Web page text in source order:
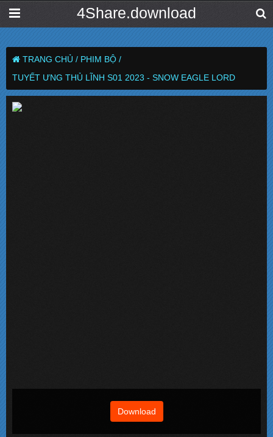
4Share.download
TRANG CHỦ / PHIM BỘ /
TUYẾT ƯNG THỦ LĨNH S01 2023 - SNOW EAGLE LORD
Download